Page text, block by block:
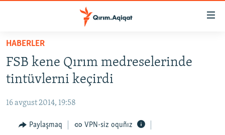
Esas
qaytmaq
Baş
qaytmaq
qaytmaq
HABERLER
CEMİYET
MEDENİYET
HABERLER
FSB kene Qırım medreselerinde
tintüvlerni keçirdi
16 avgust 2014, 19:58
Paylaşmaq VPN-siz oquñız